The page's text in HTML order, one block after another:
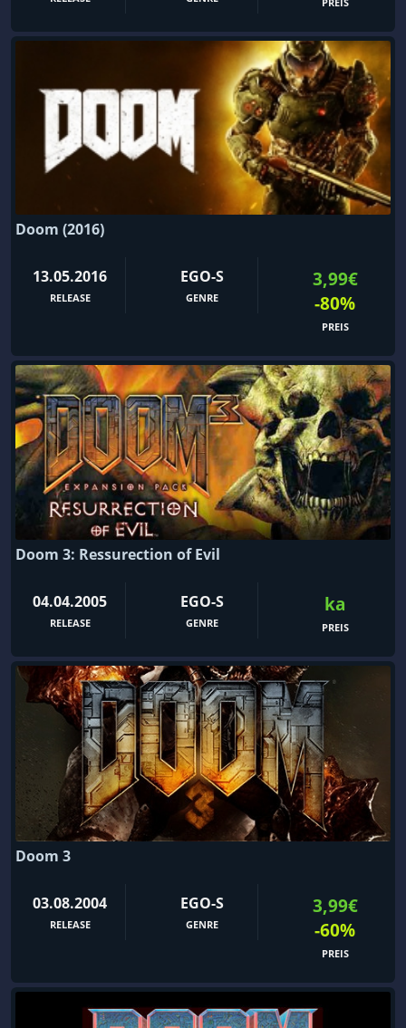
Doom (2016)
13.05.2016
RELEASE
EGO-S
GENRE
3,99€
-80%
PREIS
Doom 3: Ressurection of Evil
04.04.2005
RELEASE
EGO-S
GENRE
ka
PREIS
Doom 3
03.08.2004
RELEASE
EGO-S
GENRE
3,99€
-60%
PREIS